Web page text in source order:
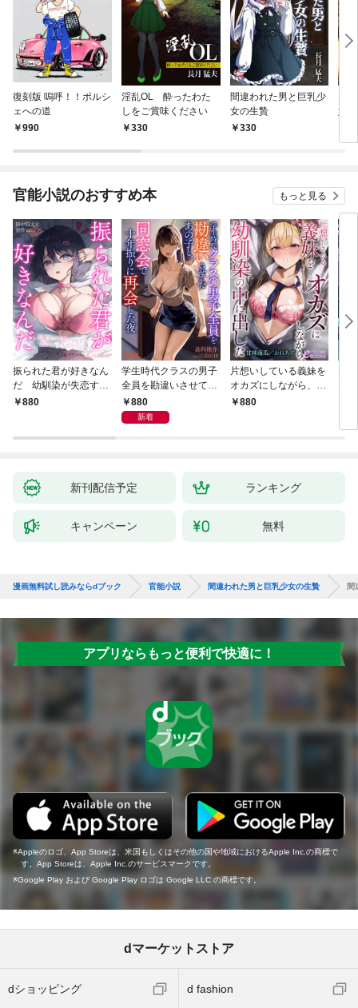
復刻版 嗚呼！！ポルシ
ェへの道
990
淫乱OL 酔ったわた
しをご賞味ください
330
間違われた男と巨乳少
女の生贄
330
奴隷
官能小説のおすすめ本 もっと見る
振られた君が好きなん
だ 幼馴染が失恋する
たびに慰めエッチを求
880
学生時代クラスの男子
全員を勘違いさせてた
あの子と、同窓会で十
年振りに再会した夜
880
新着
片想いしている義妹を
オカズにしながら、幼
馴染の中に出した
880
新刊配信予定 ランキング
キャンペーン 無料
漫画無料試し読みならdブック 官能小説 間違われた男と巨乳少女の生贄 間
アプリならもっと便利で快適に！
Appleのロゴ、App Storeは、米国もしくはその他の国や地域におけるApple Inc.の商標で
す。App Storeは、Apple Inc.のサービスマークです。
Google Play および Google Play ロゴは Google LLC の商標です。
dマーケットストア
dショッピング d fashion